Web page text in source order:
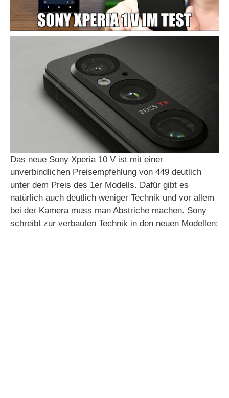
Das neue Sony Xperia 10 V ist mit einer
unverbindlichen Preisempfehlung von 449 deutlich
unter dem Preis des 1er Modells. Dafür gibt es
natürlich auch deutlich weniger Technik und vor allem
bei der Kamera muss man Abstriche machen. Sony
schreibt zur verbauten Technik in den neuen Modellen: